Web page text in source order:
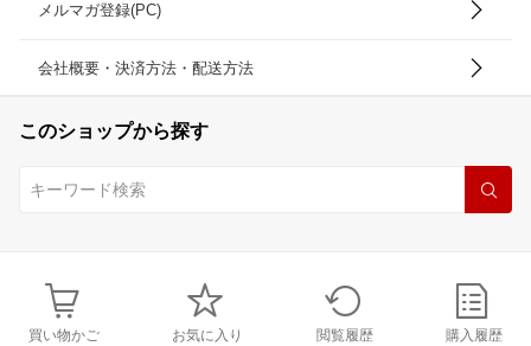
メルマガ登録(PC)
会社概要・決済方法・配送方法
このショップから探す
買い物かご お気に入り 閲覧履歴 購入履歴